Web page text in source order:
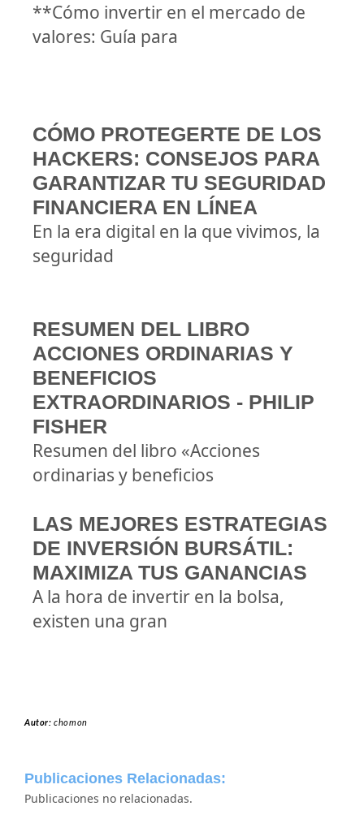
**Cómo invertir en el mercado de
valores: Guía para
CÓMO PROTEGERTE DE LOS
HACKERS: CONSEJOS PARA
GARANTIZAR TU SEGURIDAD
FINANCIERA EN LÍNEA
En la era digital en la que vivimos, la
seguridad
RESUMEN DEL LIBRO
ACCIONES ORDINARIAS Y
BENEFICIOS
EXTRAORDINARIOS - PHILIP
FISHER
Resumen del libro «Acciones
ordinarias y beneficios
LAS MEJORES ESTRATEGIAS
DE INVERSIÓN BURSÁTIL:
MAXIMIZA TUS GANANCIAS
A la hora de invertir en la bolsa,
existen una gran
Autor:chomon
Publicaciones Relacionadas:
Publicaciones no relacionadas.